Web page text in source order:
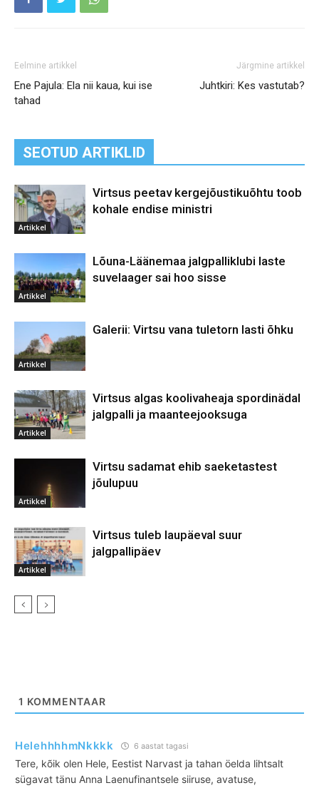
Eelmine artikkel
Ene Pajula: Ela nii kaua, kui ise
tahad
Järgmine artikkel
Juhtkiri: Kes vastutab?
SEOTUD ARTIKLID
Artikkel
Virtsus peetav kergejõustikuõhtu toob
kohale endise ministri
Artikkel
Lõuna-Läänemaa jalgpalliklubi laste
suvelaager sai hoo sisse
Artikkel
Galerii: Virtsu vana tuletorn lasti õhku
Artikkel
Virtsus algas koolivaheaja spordinädal
jalgpalli ja maanteejooksuga
Artikkel
Virtsu sadamat ehib saeketastest
jõulupuu
Artikkel
Virtsus tuleb laupäeval suur
jalgpallipäev
1 KOMMENTAAR
HelehhhhmNkkkk 6 aastat tagasi
Tere, kõik olen Hele, Eestist Narvast ja tahan öelda lihtsalt
sügavat tänu Anna Laenufinantsele siiruse, avatuse,